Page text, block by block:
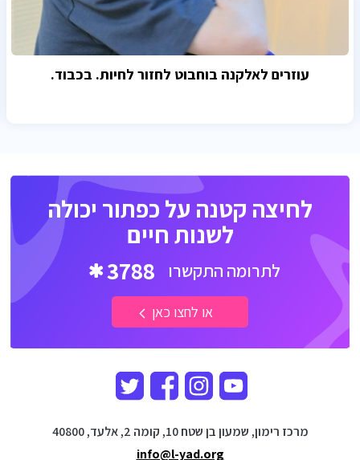
עוזרים לאלקנה בוחבוט לחזור לחיות. בכבוד.
לחיצה קטנה על כפתור יכולה
לשנות חיים
לתרומה התקשרו 3788
או לחצו כאן
מרכז רימון, שמעון בן שטח 10, קומה 2, אלעד, 40800
info@l-yad.org